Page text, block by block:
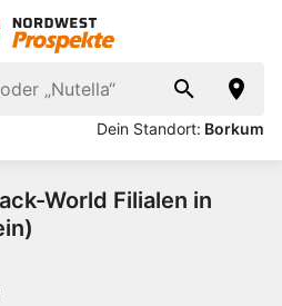
Dein Standort: Borkum
World Filialen in